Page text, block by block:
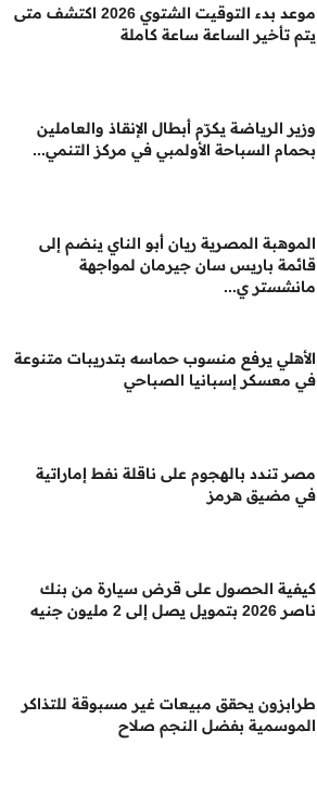
موعد بدء التوقيت الشتوي 2026 اكتشف متى
يتم تأخير الساعة ساعة كاملة
وزير الرياضة يكرّم أبطال الإنقاذ والعاملين
بحمام السباحة الأولمبي في مركز التنمي...
الموهبة المصرية ريان أبو الناي ينضم إلى
قائمة باريس سان جيرمان لمواجهة
مانشستر ي...
الأهلي يرفع منسوب حماسه بتدريبات متنوعة
في معسكر إسبانيا الصباحي
مصر تندد بالهجوم على ناقلة نفط إماراتية
في مضيق هرمز
كيفية الحصول على قرض سيارة من بنك
ناصر 2026 بتمويل يصل إلى 2 مليون جنيه
طرابزون يحقق مبيعات غير مسبوقة للتذاكر
الموسمية بفضل النجم صلاح